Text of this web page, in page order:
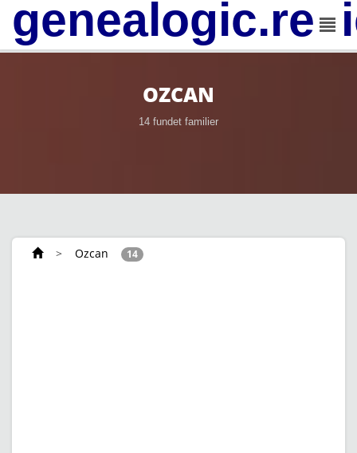
OZCAN
14 fundet familier
> Ozcan 14